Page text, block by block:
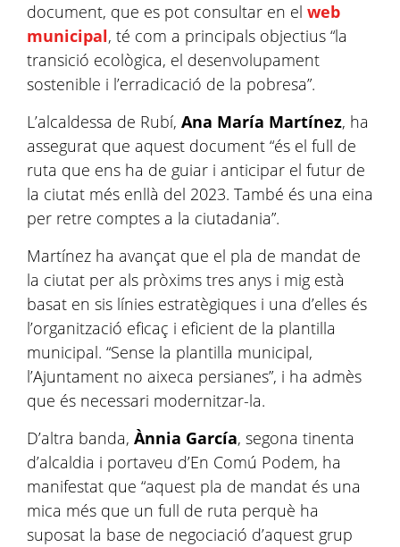
document, que es pot consultar en el web
municipal, té com a principals objectius “la
transició ecològica, el desenvolupament
sostenible i l’erradicació de la pobresa”.
L’alcaldessa de Rubí, Ana María Martínez, ha
assegurat que aquest document “és el full de
ruta que ens ha de guiar i anticipar el futur de
la ciutat més enllà del 2023. També és una eina
per retre comptes a la ciutadania”.
Martínez ha avançat que el pla de mandat de
la ciutat per als pròxims tres anys i mig està
basat en sis línies estratègiques i una d’elles és
l’organització eficaç i eficient de la plantilla
municipal. “Sense la plantilla municipal,
l’Ajuntament no aixeca persianes”, i ha admès
que és necessari modernitzar-la.
D’altra banda, Ànnia García, segona tinenta
d’alcaldia i portaveu d’En Comú Podem, ha
manifestat que “aquest pla de mandat és una
mica més que un full de ruta perquè ha
suposat la base de negociació d’aquest grup